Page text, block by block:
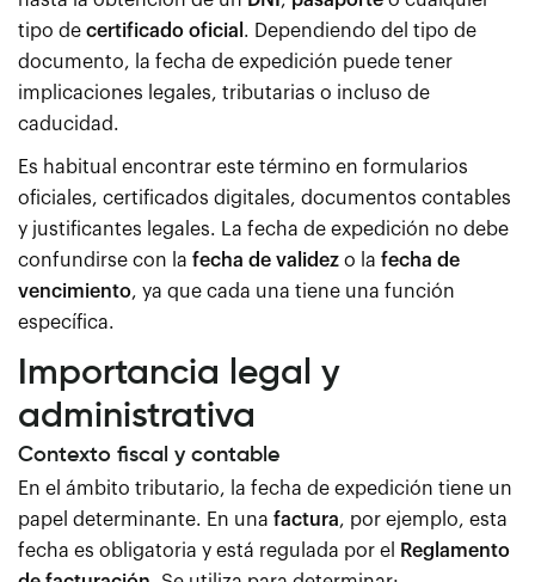
tipo de certificado oficial . Dependiendo del tipo de
documento, la fecha de expedición puede tener
implicaciones legales, tributarias o incluso de
caducidad.
Es habitual encontrar este término en formularios
oficiales, certificados digitales, documentos contables
y justificantes legales. La fecha de expedición no debe
confundirse con la fecha de validez o la fecha de
vencimiento, ya que cada una tiene una función
específica.
Importancia legal y
administrativa
Contexto fiscal y contable
En el ámbito tributario, la fecha de expedición tiene un
papel determinante. En una factura, por ejemplo, esta
fecha es obligatoria y está regulada por el
Reglamento